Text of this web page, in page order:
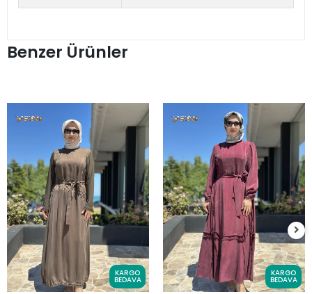
Benzer Ürünler
KARGO
BEDAVA
KARGO
BEDAVA